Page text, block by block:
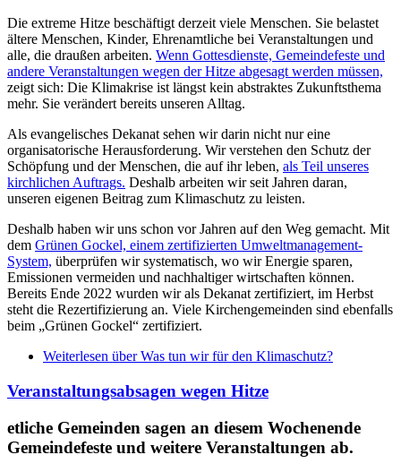
Die extreme Hitze beschäftigt derzeit viele Menschen. Sie belastet
ältere Menschen, Kinder, Ehrenamtliche bei Veranstaltungen und
alle, die draußen arbeiten. Wenn Gottesdienste, Gemeindefeste und
andere Veranstaltungen wegen der Hitze abgesagt werden müssen,
zeigt sich: Die Klimakrise ist längst kein abstraktes Zukunftsthema
mehr. Sie verändert bereits unseren Alltag.
Als evangelisches Dekanat sehen wir darin nicht nur eine
organisatorische Herausforderung. Wir verstehen den Schutz der
Schöpfung und der Menschen, die auf ihr leben, als Teil unseres
kirchlichen Auftrags. Deshalb arbeiten wir seit Jahren daran,
unseren eigenen Beitrag zum Klimaschutz zu leisten.
Deshalb haben wir uns schon vor Jahren auf den Weg gemacht. Mit
dem Grünen Gockel, einem zertifizierten Umweltmanagement-
System, überprüfen wir systematisch, wo wir Energie sparen,
Emissionen vermeiden und nachhaltiger wirtschaften können.
Bereits Ende 2022 wurden wir als Dekanat zertifiziert, im Herbst
steht die Rezertifizierung an. Viele Kirchengemeinden sind ebenfalls
beim „Grünen Gockel“ zertifiziert.
Weiterlesen über Was tun wir für den Klimaschutz?
Veranstaltungsabsagen wegen Hitze
etliche Gemeinden sagen an diesem Wochenende
Gemeindefeste und weitere Veranstaltungen ab.